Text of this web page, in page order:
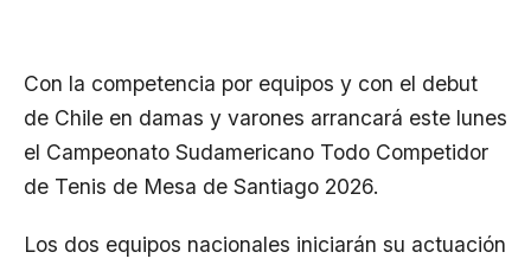
Con la competencia por equipos y con el debut
de Chile en damas y varones arrancará este lunes
el Campeonato Sudamericano Todo Competidor
de Tenis de Mesa de Santiago 2026.
Los dos equipos nacionales iniciarán su actuación